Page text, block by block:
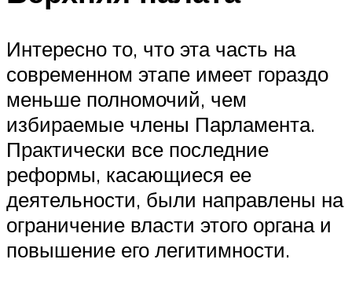
Интересно то, что эта часть на
современном этапе имеет гораздо
меньше полномочий, чем
избираемые члены Парламента.
Практически все последние
реформы, касающиеся ее
деятельности, были направлены на
ограничение власти этого органа и
повышение его легитимности.